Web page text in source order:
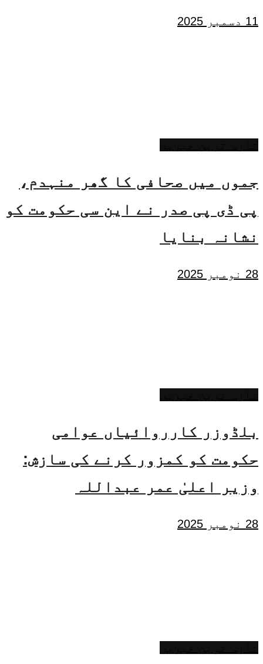
11 دسمبر 2025
جموں میں صحافی کا گھر منہدم،
پی ڈی پی صدر نے این سی حکومت کو
نشانہ بنایا
28 نومبر 2025
بلڈوزر کارروائیاں عوامی
حکومت کو کمزور کرنے کی سازش:
وزیر اعلیٰ عمر عبداللہ
28 نومبر 2025